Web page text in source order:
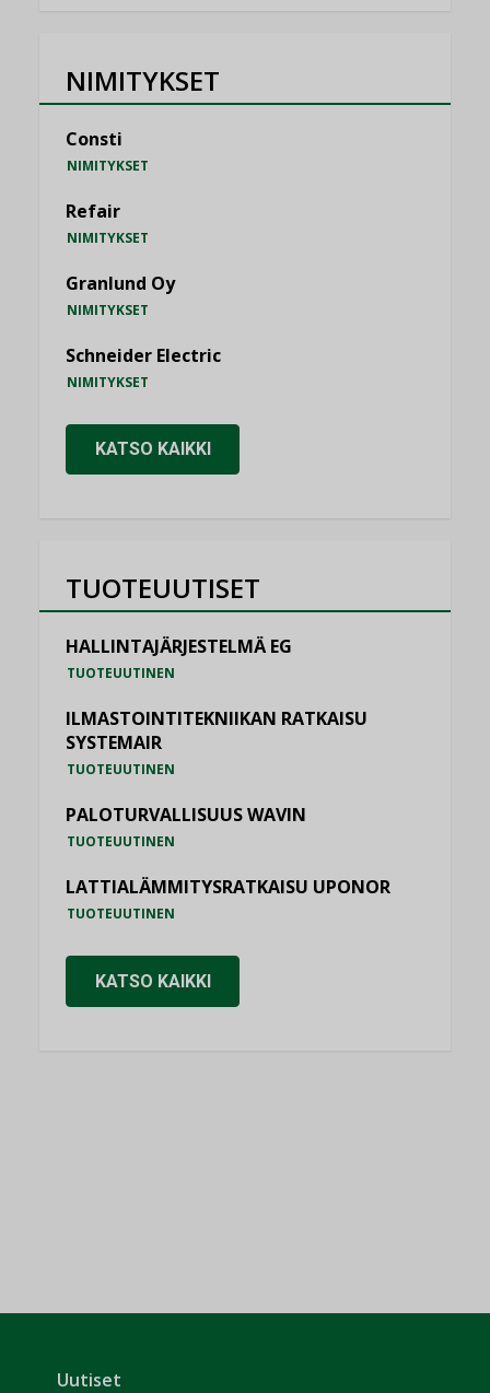
NIMITYKSET
Consti
NIMITYKSET
Refair
NIMITYKSET
Granlund Oy
NIMITYKSET
Schneider Electric
NIMITYKSET
KATSO KAIKKI
TUOTEUUTISET
HALLINTAJÄRJESTELMÄ EG
TUOTEUUTINEN
ILMASTOINTITEKNIIKAN RATKAISU
SYSTEMAIR
TUOTEUUTINEN
PALOTURVALLISUUS WAVIN
TUOTEUUTINEN
LATTIALÄMMITYSRATKAISU UPONOR
TUOTEUUTINEN
KATSO KAIKKI
Uutiset